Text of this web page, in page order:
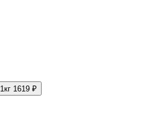
1кг 1619 ₽